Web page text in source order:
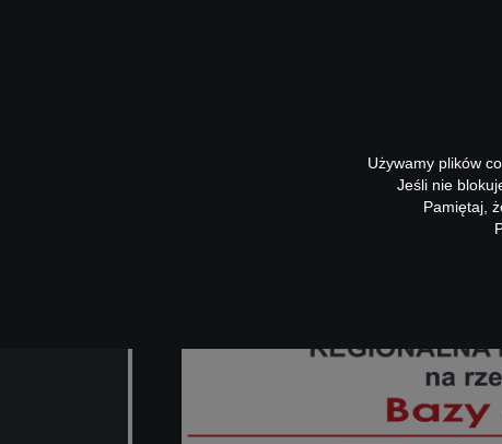
Używamy plików
Jeśli nie
Pamiętaj,